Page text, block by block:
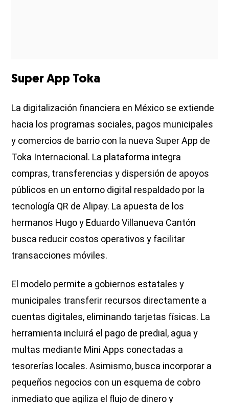
Super App Toka
La digitalización financiera en México se extiende
hacia los programas sociales, pagos municipales
y comercios de barrio con la nueva Super App de
Toka Internacional. La plataforma integra
compras, transferencias y dispersión de apoyos
públicos en un entorno digital respaldado por la
tecnología QR de Alipay. La apuesta de los
hermanos Hugo y Eduardo Villanueva Cantón
busca reducir costos operativos y facilitar
transacciones móviles.
El modelo permite a gobiernos estatales y
municipales transferir recursos directamente a
cuentas digitales, eliminando tarjetas físicas. La
herramienta incluirá el pago de predial, agua y
multas mediante Mini Apps conectadas a
tesorerías locales. Asimismo, busca incorporar a
pequeños negocios con un esquema de cobro
inmediato que agiliza el flujo de dinero y